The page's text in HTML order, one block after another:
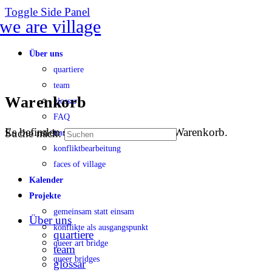
Toggle Side Panel
Über uns
quartiere
team
glossar
FAQ
transparenz
konfliktbearbeitung
faces of village
Kalender
Projekte
gemeinsam statt einsam
konflikte als ausgangspunkt
queer art bridge
queer bridges
Warenkorb
Es befinden sich keine Produkte im Warenkorb.
Suche nach:
Über uns
quartiere
team
glossar